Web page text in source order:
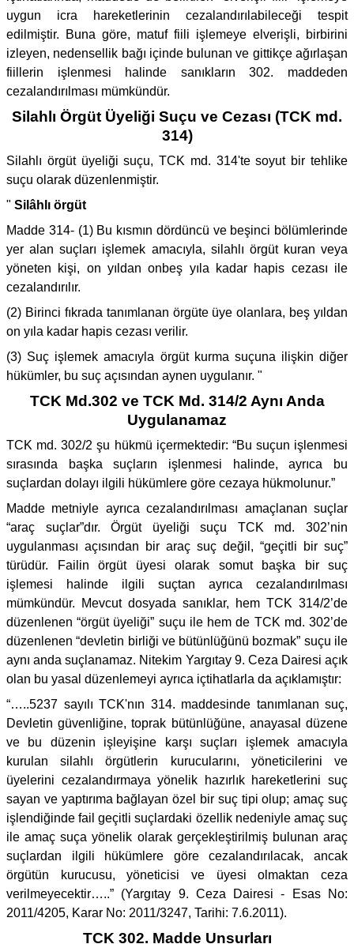
uygun icra hareketlerinin cezalandırılabileceği tespit
edilmiştir. Buna göre, matuf fiili işlemeye elverişli, birbirini
izleyen, nedensellik bağı içinde bulunan ve gittikçe ağırlaşan
fiillerin işlenmesi halinde sanıkların 302. maddeden
cezalandırılması mümkündür.
Silahlı Örgüt Üyeliği Suçu ve Cezası (TCK md.
314)
Silahlı örgüt üyeliği suçu, TCK md. 314'te soyut bir tehlike
suçu olarak düzenlenmiştir.
" Silâhlı örgüt
Madde 314- (1) Bu kısmın dördüncü ve beşinci bölümlerinde
yer alan suçları işlemek amacıyla, silahlı örgüt kuran veya
yöneten kişi, on yıldan onbeş yıla kadar hapis cezası ile
cezalandırılır.
(2) Birinci fıkrada tanımlanan örgüte üye olanlara, beş yıldan
on yıla kadar hapis cezası verilir.
(3) Suç işlemek amacıyla örgüt kurma suçuna ilişkin diğer
hükümler, bu suç açısından aynen uygulanır. "
TCK Md.302 ve TCK Md. 314/2 Aynı Anda
Uygulanamaz
TCK md. 302/2 şu hükmü içermektedir: “Bu suçun işlenmesi
sırasında başka suçların işlenmesi halinde, ayrıca bu
suçlardan dolayı ilgili hükümlere göre cezaya hükmolunur.”
Madde metniyle ayrıca cezalandırılması amaçlanan suçlar
“araç suçlar”dır. Örgüt üyeliği suçu TCK md. 302’nin
uygulanması açısından bir araç suç değil, “geçitli bir suç”
türüdür. Failin örgüt üyesi olarak somut başka bir suç
işlemesi halinde ilgili suçtan ayrıca cezalandırılması
mümkündür. Mevcut dosyada sanıklar, hem TCK 314/2’de
düzenlenen “örgüt üyeliği” suçu ile hem de TCK md. 302’de
düzenlenen “devletin birliği ve bütünlüğünü bozmak” suçu ile
aynı anda suçlanamaz. Nitekim Yargıtay 9. Ceza Dairesi açık
olan bu yasal düzenlemeyi ayrıca içtihatlarla da açıklamıştır:
“…..5237 sayılı TCK'nın 314. maddesinde tanımlanan suç,
Devletin güvenliğine, toprak bütünlüğüne, anayasal düzene
ve bu düzenin işleyişine karşı suçları işlemek amacıyla
kurulan silahlı örgütlerin kurucularını, yöneticilerini ve
üyelerini cezalandırmaya yönelik hazırlık hareketlerini suç
sayan ve yaptırıma bağlayan özel bir suç tipi olup; amaç suç
işlendiğinde fail geçitli suçlardaki özellik nedeniyle amaç suç
ile amaç suça yönelik olarak gerçekleştirilmiş bulunan araç
suçlardan ilgili hükümlere göre cezalandırılacak, ancak
örgütün kurucusu, yöneticisi ve üyesi olmaktan ceza
verilmeyecektir…..” (Yargıtay 9. Ceza Dairesi - Esas No:
2011/4205, Karar No: 2011/3247, Tarihi: 7.6.2011).
TCK 302. Madde Unsurları